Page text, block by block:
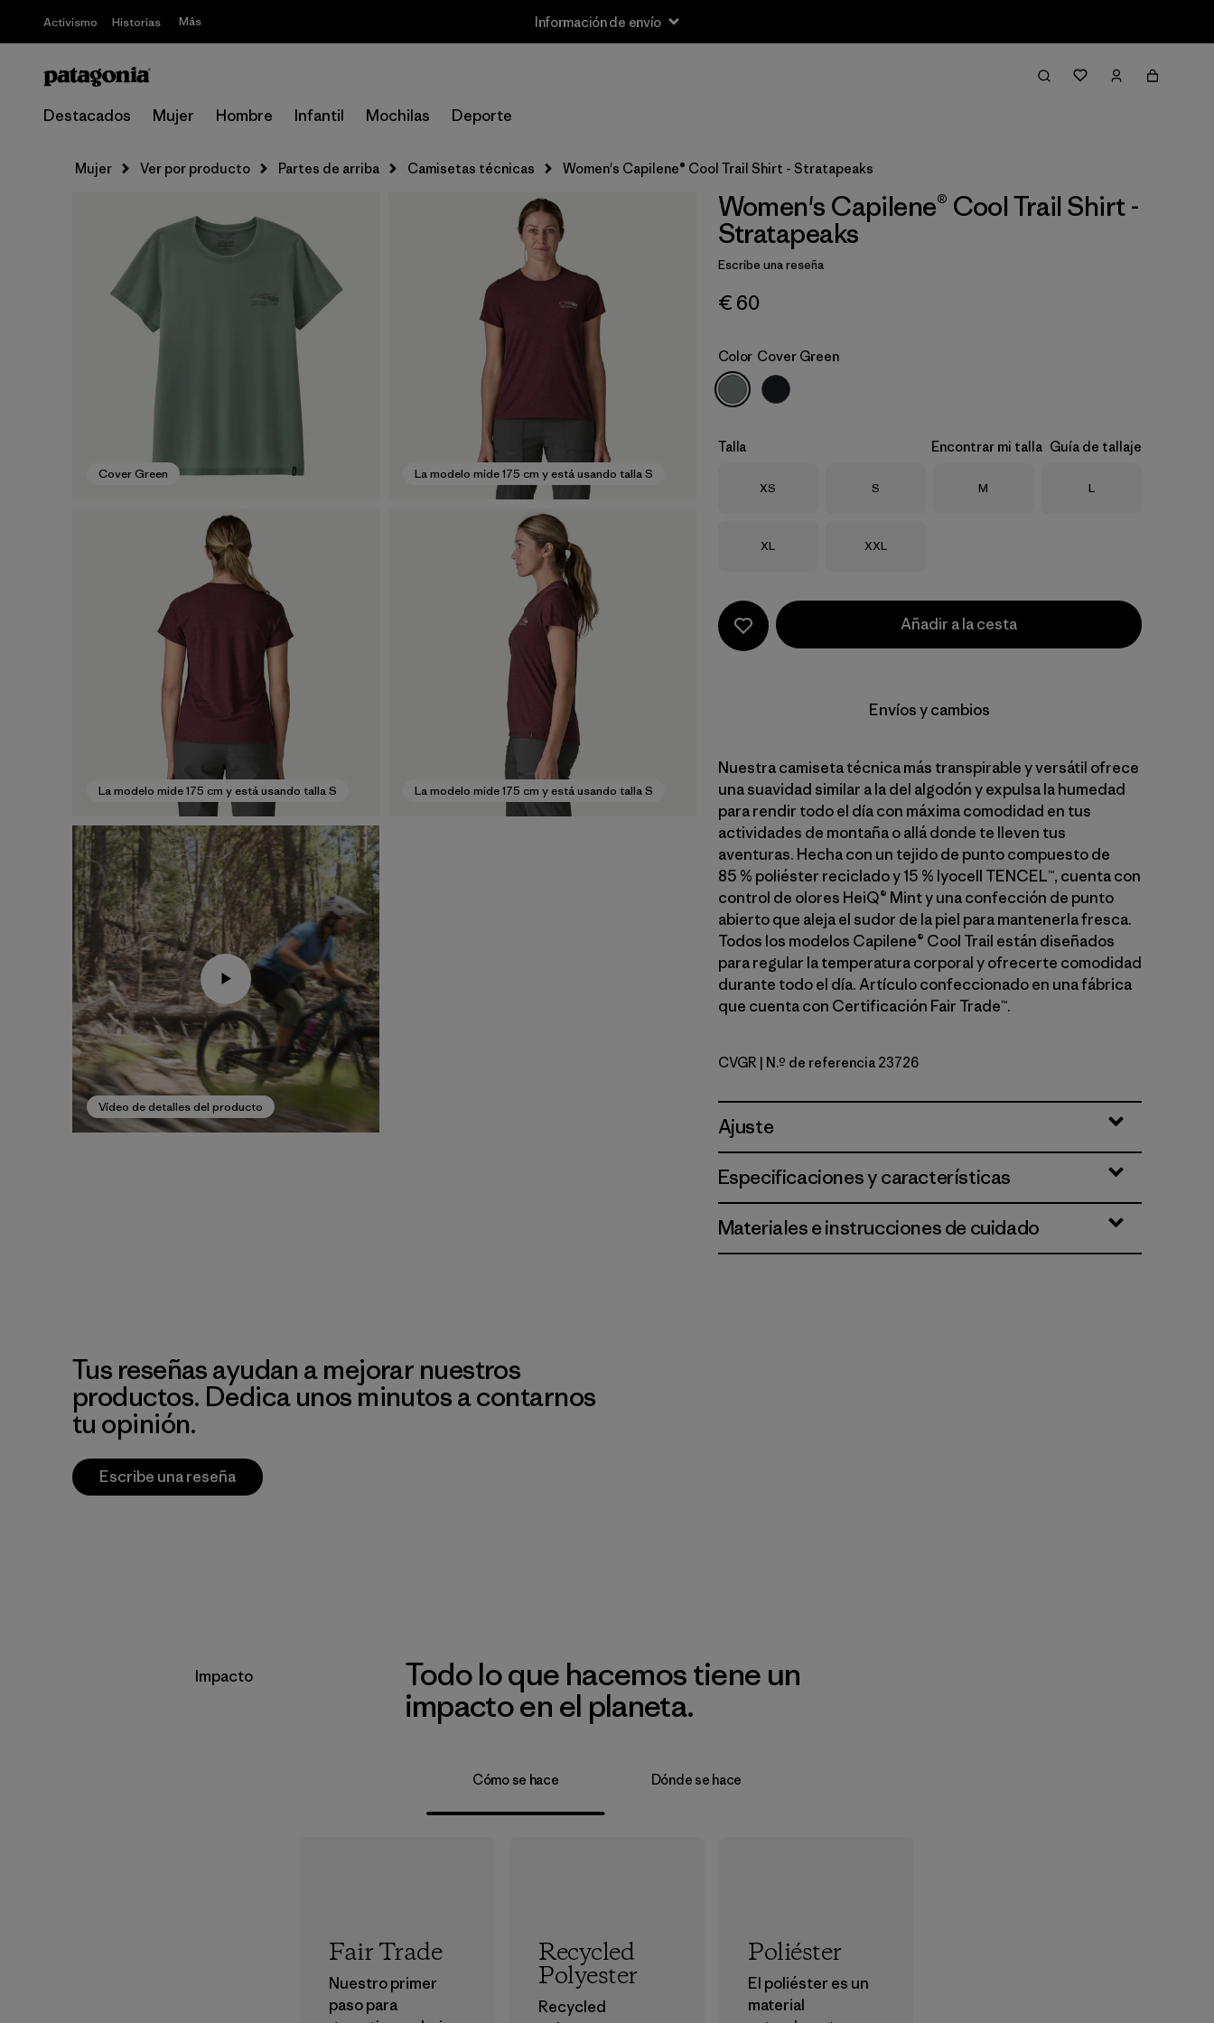
Activismo Historias Más Información de envío
Destacados Mujer Hombre Infantil Mochilas Deporte
Mujer Ver por producto Partes de arriba Camisetas técnicas Women's Capilene® Cool Trail Shirt - Stratapeaks
Cover Green La modelo mide 175 cm y está usando talla S
La modelo mide 175 cm y está usando talla S La modelo mide 175 cm y está usando talla S
Vídeo de detalles del producto
Women's Capilene® Cool Trail Shirt -
Stratapeaks
Escribe una reseña
€ 60
Color Cover Green
Talla Encontrar mi talla Guía de tallaje
Talla
XS Talla
S Talla
M Talla
L
Talla
XL Talla
XXL
Añadir a la cesta
Envíos y cambios
Nuestra camiseta técnica más transpirable y versátil ofrece
una suavidad similar a la del algodón y expulsa la humedad
para rendir todo el día con máxima comodidad en tus
actividades de montaña o allá donde te lleven tus
aventuras. Hecha con un tejido de punto compuesto de
85 % poliéster reciclado y 15 % lyocell TENCEL™, cuenta con
control de olores HeiQ® Mint y una confección de punto
abierto que aleja el sudor de la piel para mantenerla fresca.
Todos los modelos Capilene® Cool Trail están diseñados
para regular la temperatura corporal y ofrecerte comodidad
durante todo el día. Artículo confeccionado en una fábrica
que cuenta con Certificación Fair Trade™.
Cover Green
CVGR | N.º de referencia 23726
Ajuste
Especificaciones y características
Materiales e instrucciones de cuidado
Tus reseñas ayudan a mejorar nuestros
productos. Dedica unos minutos a contarnos
tu opinión.
Escribe una reseña
Impacto
Todo lo que hacemos tiene un
impacto en el planeta.
Cómo se hace Dónde se hace
Fair Trade
Nuestro primer
paso para
Recycled
Polyester
Recycled
Poliéster
El poliéster es un
material